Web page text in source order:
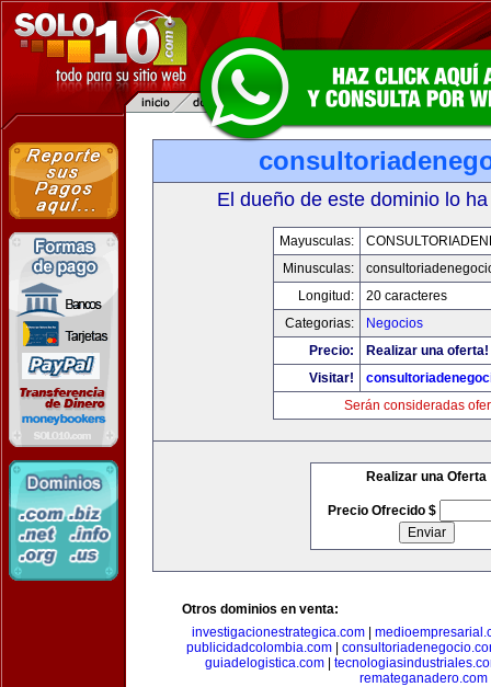
El dueño de este dominio lo
Mayusculas:
Minusculas:
Longitud:
20 caracteres
Categorias:
Negocios
Precio:
Realizar una oferta!
Visitar!
Serán consideradas
Realizar una Oferta
Precio Ofrecido $
Otros dominios en venta:
investigacionestrategica.com
publicidadcolombia.com|
guiadelogistica.com|
remateganadero.com